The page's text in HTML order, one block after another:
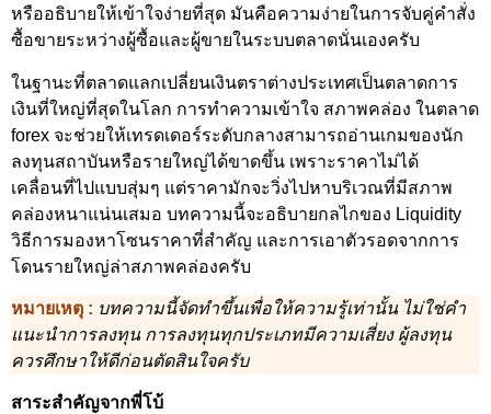
หรืออธิบายให้เข้าใจง่ายที่สุด มันคือความง่ายในการจับคู่คำสั่ง
ซื้อขายระหว่างผู้ซื้อและผู้ขายในระบบตลาดนั่นเองครับ
ในฐานะที่ตลาดแลกเปลี่ยนเงินตราต่างประเทศเป็นตลาดการ
เงินที่ใหญ่ที่สุดในโลก การทำความเข้าใจ สภาพคล่อง ในตลาด
forex จะช่วยให้เทรดเดอร์ระดับกลางสามารถอ่านเกมของนัก
ลงทุนสถาบันหรือรายใหญ่ได้ขาดขึ้น เพราะราคาไม่ได้
เคลื่อนที่ไปแบบสุ่มๆ แต่ราคามักจะวิ่งไปหาบริเวณที่มีสภาพ
คล่องหนาแน่นเสมอ บทความนี้จะอธิบายกลไกของ Liquidity
วิธีการมองหาโซนราคาที่สำคัญ และการเอาตัวรอดจากการ
โดนรายใหญ่ล่าสภาพคล่องครับ
หมายเหตุ : บทความนี้จัดทำขึ้นเพื่อให้ความรู้เท่านั้น ไม่ใช่คำ
แนะนำการลงทุน การลงทุนทุกประเภทมีความเสี่ยง ผู้ลงทุน
ควรศึกษาให้ดีก่อนตัดสินใจครับ
สาระสำคัญจากพี่โบ้